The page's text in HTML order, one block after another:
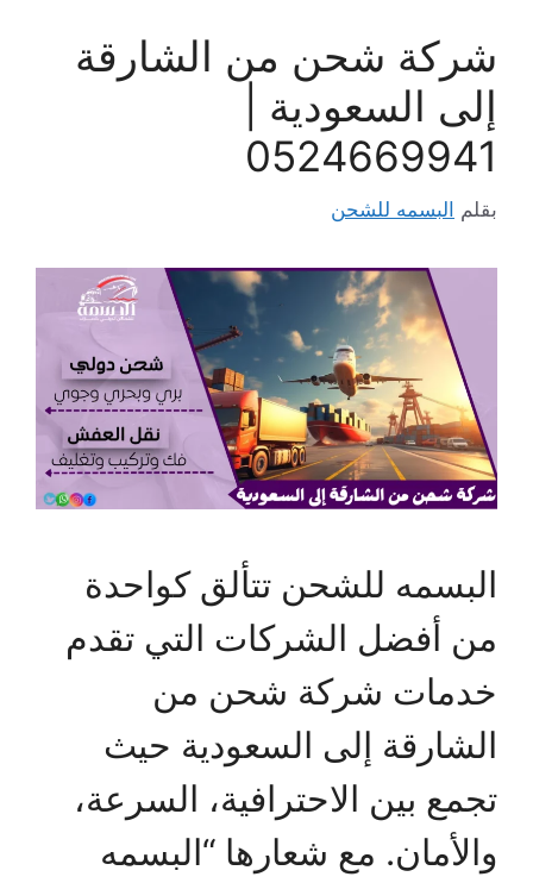
شركة شحن من الشارقة
إلى السعودية |
0524669941
بقلم البسمه للشحن
البسمه للشحن تتألق كواحدة
من أفضل الشركات التي تقدم
خدمات شركة شحن من
الشارقة إلى السعودية حيث
تجمع بين الاحترافية، السرعة،
والأمان. مع شعارها “البسمه